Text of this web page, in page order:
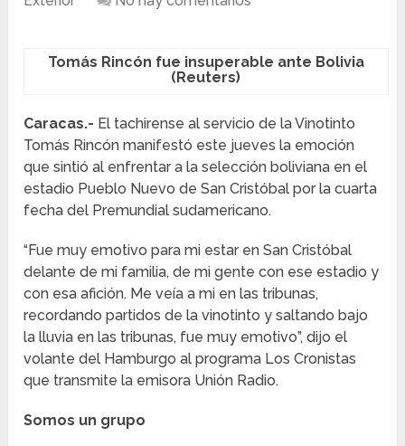
Tomás Rincón fue insuperable ante Bolivia
(Reuters)
Caracas.- El tachirense al servicio de la Vinotinto
Tomás Rincón manifestó este jueves la emoción
que sintió al enfrentar a la selección boliviana en el
estadio Pueblo Nuevo de San Cristóbal por la cuarta
fecha del Premundial sudamericano.
“Fue muy emotivo para mi estar en San Cristóbal
delante de mi familia, de mi gente con ese estadio y
con esa afición. Me veía a mi en las tribunas,
recordando partidos de la vinotinto y saltando bajo
la lluvia en las tribunas, fue muy emotivo”, dijo el
volante del Hamburgo al programa Los Cronistas
que transmite la emisora Unión Radio.
Somos un grupo